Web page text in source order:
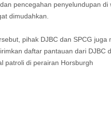
pencegahan penyelundupan
dimudahkan.
pihak DJBC dan SPCG
daftar pantauan dari DJBC
patroli di perairan Horsburgh